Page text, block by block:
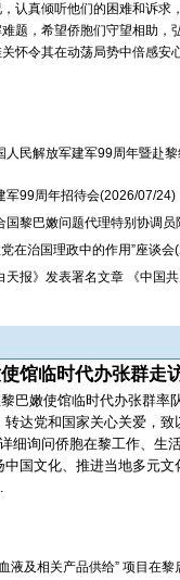
认真倾听他们的困难和诉求
题，希望侨胞们守望相助，
怀令其在动荡局势中倍感安
人民解放军建军99周年暨赴
军99周年招待会(2026/07/24)
国黎巴嫩问题代理特别协调员
在治国理政中的作用”座谈会
天报》发表署名文章 《中国
馆临时代办张群走
巴嫩使馆临时代办张群率
转达党和国家关心关爱，
细询问侨胞在黎工作、生
中国文化、推进当地多元
液及相关产品供给” 项目在黎